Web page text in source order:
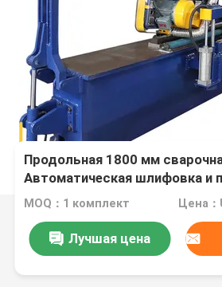
Продольная 1800 мм
Автоматическая шлифовка и
MOQ：1 комплект
Лучшая цена